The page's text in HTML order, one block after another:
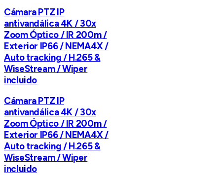
Cámara PTZ IP
antivandálica 4K / 30x
Zoom Óptico / IR 200m /
Exterior IP66 / NEMA4X /
Auto tracking / H.265 &
WiseStream / Wiper
incluido
Cámara PTZ IP
antivandálica 4K / 30x
Zoom Óptico / IR 200m /
Exterior IP66 / NEMA4X /
Auto tracking / H.265 &
WiseStream / Wiper
incluido